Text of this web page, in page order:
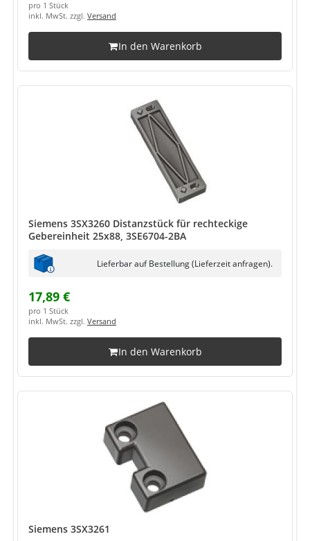
pro 1 Stück
inkl. MwSt. zzgl. Versand
In den Warenkorb
Siemens 3SX3260 Distanzstück für rechteckige
Gebereinheit 25x88, 3SE6704-2BA
Lieferbar auf Bestellung (Lieferzeit anfragen).
17,89 €
pro 1 Stück
inkl. MwSt. zzgl. Versand
In den Warenkorb
Siemens 3SX3261